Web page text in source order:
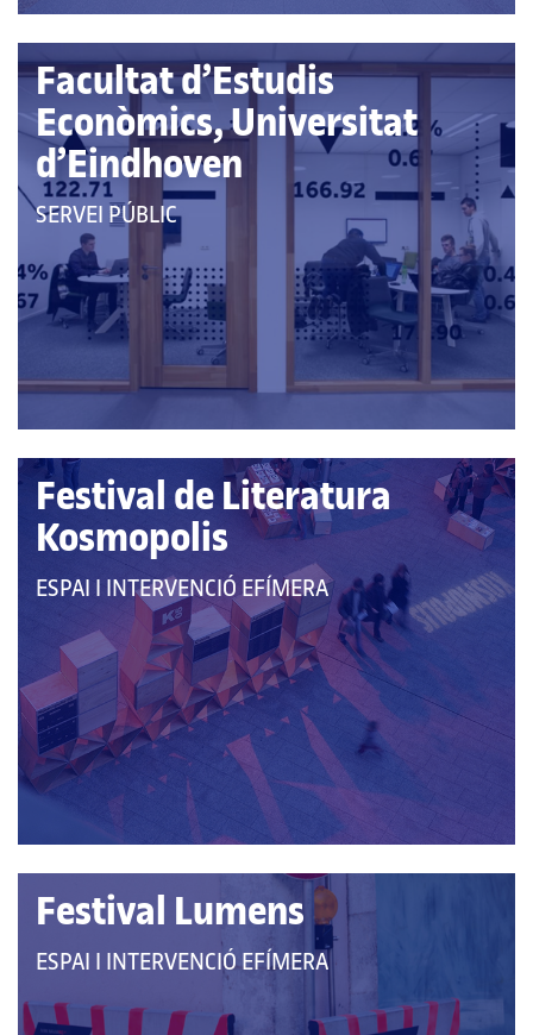
Facultat d’Estudis
Econòmics, Universitat
d’Eindhoven
QUE
PERTANY
A
LES
SERVEI PÚBLIC
Festival de Literatura
Kosmopolis
QUE
PERTANY
LES
CATEGORIES:
ESPAI I INTERVENCIÓ EFÍMERA
Festival Lumens
QUE
PERTANY
ESPAI I INTERVENCIÓ EFÍMERA